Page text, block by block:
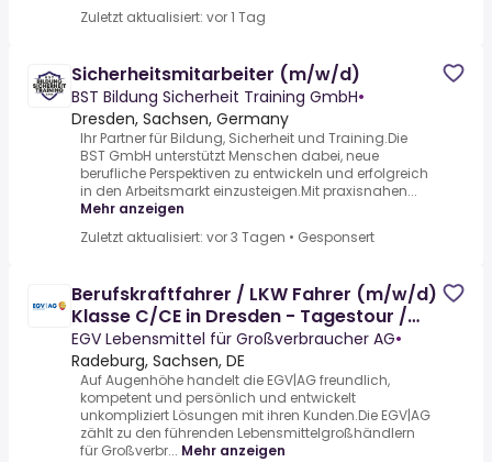
Zuletzt aktualisiert: vor 1 Tag
Sicherheitsmitarbeiter (m/w/d)
BST Bildung Sicherheit Training GmbH•
Dresden, Sachsen, Germany
Ihr Partner für Bildung, Sicherheit und Training.Die
BST GmbH unterstützt Menschen dabei, neue
berufliche Perspektiven zu entwickeln und erfolgreich
in den Arbeitsmarkt einzusteigen.Mit praxisnahen...
Mehr anzeigen
Zuletzt aktualisiert: vor 3 Tagen • Gesponsert
Berufskraftfahrer / LKW Fahrer (m/w/d)
Klasse C/CE in Dresden - Tagestour /
Nahverkehr
EGV Lebensmittel für Großverbraucher AG•
Radeburg, Sachsen, DE
Auf Augenhöhe handelt die EGV|AG freundlich,
kompetent und persönlich und entwickelt
unkompliziert Lösungen mit ihren Kunden.Die EGV|AG
zählt zu den führenden Lebensmittelgroßhändlern
für Großverbr... Mehr anzeigen